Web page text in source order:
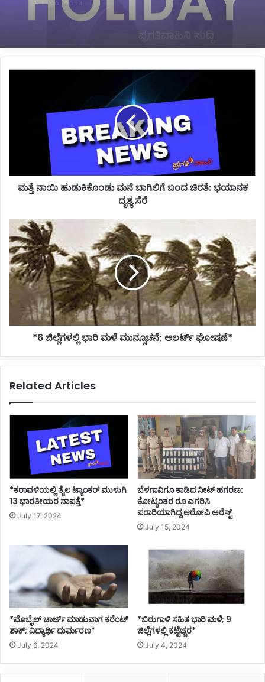
*ಜುಲೈ 29 ಹಾಗೂ 30 ರಂದು ಕೆಲವೆಡೆ ಶಾಲೆಗಳಿಗೆ ರಜೆ
ಘೋಷಣೆ*
ದೃಶ್ಯ
ಸೆರೆಮತ್ತೆ ನಾಯಿ ಹುಡುಕಿಕೊಂಡು ಮನೆ ಬಾಗಿಲಿಗೆ ಬಂದ ಚಿರತೆ: ಭಯಾನಕ
ದೃಶ್ಯ ಸೆರೆ
*6
ಜಿಲ್ಲೆಗಳಲ್ಲಿ
ಭಾರಿ
ಮಳೆ
ಮುನ್ಸೂಚನೆ;
ಅಲರ್ಟ್
*6 ಜಿಲ್ಲೆಗಳಲ್ಲಿ ಭಾರಿ ಮಳೆ ಮುನ್ಸೂಚನೆ; ಅಲರ್ಟ್ ಘೋಷಣೆ*
Related Articles
*ಕರಾವಳಿಯಲ್ಲಿ ತೈಲ ಟ್ಯಾಂಕರ್ ಮುಳುಗಿ
13 ಭಾರತೀಯರ ನಾಪತ್ತೆ*
July 17, 2024
ಬೆಳಗಾವಿಗೂ ಕಾಡಿದ ನೀಟ್ ಹಗರಣ:
ಕೋಟ್ಯಂತರ ರೂ ಎಗರಿಸಿ
ಪರಾರಿಯಾಗಿದ್ದ ಆರೋಪಿ ಅರೆಸ್ಟ್
July 15, 2024
*ಮೊಬೈಲ್ ಚಾರ್ಜ್ ಮಾಡುವಾಗ ಕರೆಂಟ್
ಶಾಕ್; ವಿದ್ಯಾರ್ಥಿ ದುರ್ಮರಣ*
July 6, 2024
*ಬಿರುಗಾಳಿ ಸಹಿತ ಭಾರಿ ಮಳೆ; 9
ಜಿಲ್ಲೆಗಳಲ್ಲಿ ಕಟ್ಟೆಚ್ಚರ*
July 4, 2024